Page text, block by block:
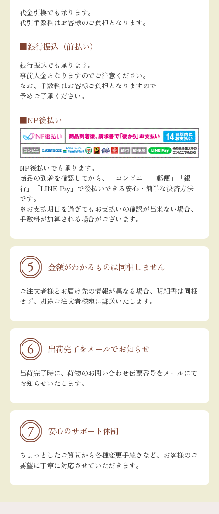
代金引換でも承ります。
代引手数料はお客様のご負担となります。
■銀行振込（前払い）
銀行振込でも承ります。
事前入金となりますのでご注意ください。
なお、手数料はお客様ご負担となりますので
予めご了承ください。
■NP後払い
NP後払いでも承ります。
商品の到着を確認してから、「コンビニ」「郵便」「銀
行」「LINE Pay」で後払いできる安心・簡単な決済方法
です。
※お支払期日を過ぎてもお支払いの確認が出来ない場合、
手数料が加算される場合がございます。
金額がわかるものは同梱しません
ご注文者様とお届け先の情報が異なる場合、明細書は同梱
せず、別途ご注文者様宛に郵送いたします。
出荷完了をメールでお知らせ
出荷完了時に、荷物のお問い合わせ伝票番号をメールにて
お知らせいたします。
安心のサポート体制
ちょっとしたご質問から各種変更手続きなど、お客様のご
要望に丁寧に対応させていただきます。